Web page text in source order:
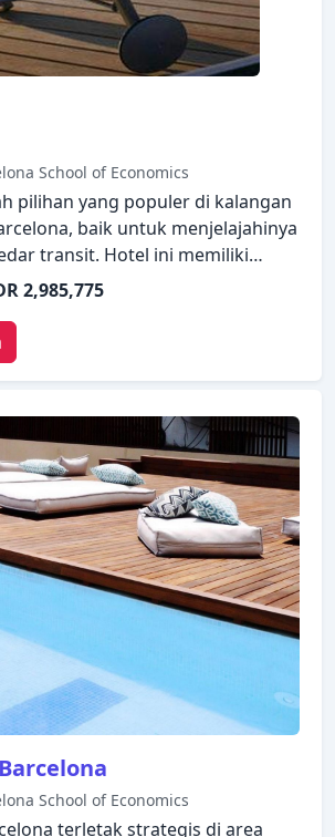
School of Economics
pilihan yang populer di kalangan
baik untuk menjelajahinya
transit. Hotel ini memiliki
untuk menginap dengan
fasilitas seperti layanan kamar 24
semua kamar, fasilitas untuk
khusus, parkir valet,
tersedia untuk Anda nikmati.
Anda yang nyaman dan
dilengkapi dengan fasilitas seperti
akses internet WiFi (gratis), AC,
meja tulis. Akses ke kolam
di hotel akan meningkatkan
Anda. Suasana yang ramah
istimewa bisa Anda harapkan
di Jazz Hotel.
2,985,775
School of Economics
terletak strategis di area